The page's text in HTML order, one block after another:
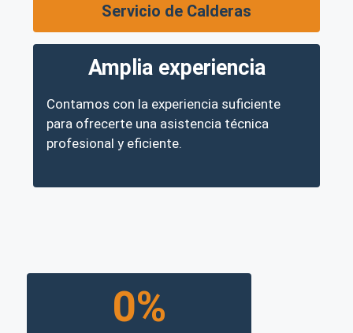
Servicio de Calderas
Amplia experiencia
Contamos con la experiencia suficiente
para ofrecerte una asistencia técnica
profesional y eficiente.
0%